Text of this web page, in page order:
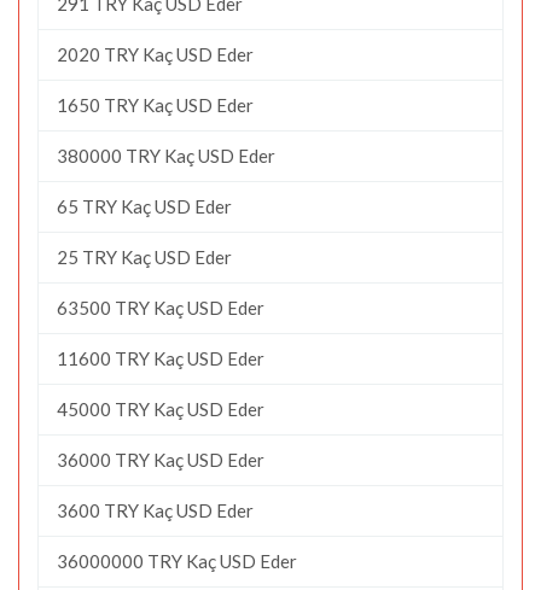
2020 TRY Kaç USD Eder
1650 TRY Kaç USD Eder
380000 TRY Kaç USD Eder
65 TRY Kaç USD Eder
25 TRY Kaç USD Eder
63500 TRY Kaç USD Eder
11600 TRY Kaç USD Eder
45000 TRY Kaç USD Eder
36000 TRY Kaç USD Eder
3600 TRY Kaç USD Eder
36000000 TRY Kaç USD Eder